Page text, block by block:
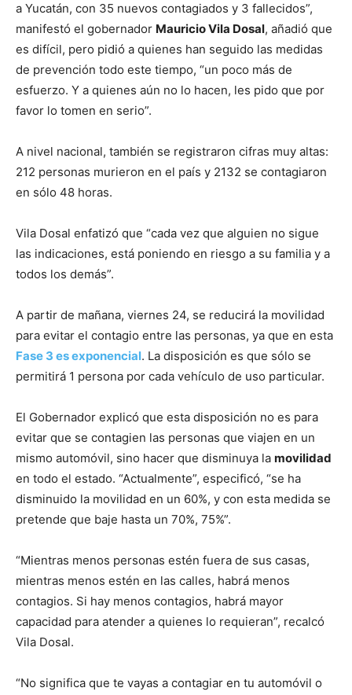
a Yucatán, con 35 nuevos contagiados y 3 fallecidos”,
manifestó el gobernador Mauricio Vila Dosal, añadió que
es difícil, pero pidió a quienes han seguido las medidas
de prevención todo este tiempo, “un poco más de
esfuerzo. Y a quienes aún no lo hacen, les pido que por
favor lo tomen en serio”.
A nivel nacional, también se registraron cifras muy altas:
212 personas murieron en el país y 2132 se contagiaron
en sólo 48 horas.
Vila Dosal enfatizó que “cada vez que alguien no sigue
las indicaciones, está poniendo en riesgo a su familia y a
todos los demás”.
A partir de mañana, viernes 24, se reducirá la movilidad
para evitar el contagio entre las personas, ya que en esta
Fase 3 es exponencial. La disposición es que sólo se
permitirá 1 persona por cada vehículo de uso particular.
El Gobernador explicó que esta disposición no es para
evitar que se contagien las personas que viajen en un
mismo automóvil, sino hacer que disminuya la movilidad
en todo el estado. “Actualmente”, especificó, “se ha
disminuido la movilidad en un 60%, y con esta medida se
pretende que baje hasta un 70%, 75%”.
“Mientras menos personas estén fuera de sus casas,
mientras menos estén en las calles, habrá menos
contagios. Si hay menos contagios, habrá mayor
capacidad para atender a quienes lo requieran”, recalcó
Vila Dosal.
“No significa que te vayas a contagiar en tu automóvil o